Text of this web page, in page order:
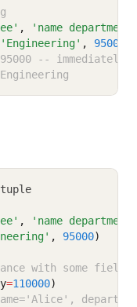
,
'name
'Engineering' , 95000
-- immediately
,
'name
, 95000)
with some fields
=110000)